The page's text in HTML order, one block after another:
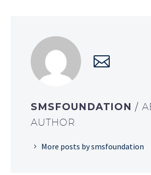
SMSFOUNDATION /
AUTHOR
More posts by smsfoundation